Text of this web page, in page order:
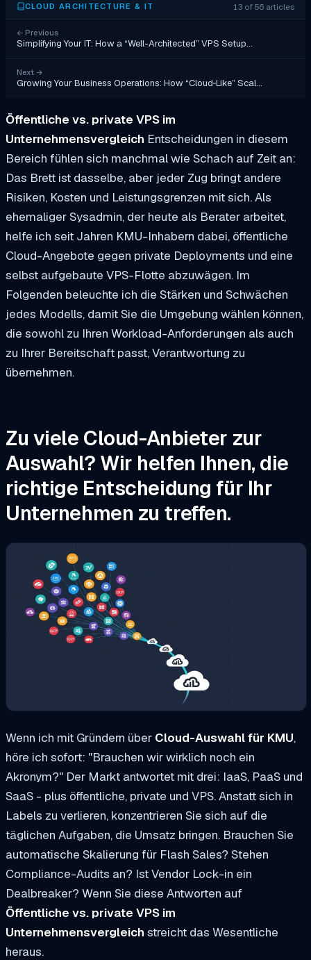
CLOUD ARCHITECTURE & IT 13 of 56 articles
← Previous
Simplifying Your IT: How a “Well-Architected” VPS Setup…
Next →
Growing Your Business Operations: How “Cloud‑Like” Scal…
Öffentliche vs. private VPS im
Unternehmensvergleich Entscheidungen in diesem
Bereich fühlen sich manchmal wie Schach auf Zeit an:
Das Brett ist dasselbe, aber jeder Zug bringt andere
Risiken, Kosten und Leistungsgrenzen mit sich. Als
ehemaliger Sysadmin, der heute als Berater arbeitet,
helfe ich seit Jahren KMU-Inhabern dabei, öffentliche
Cloud-Angebote gegen private Deployments und eine
selbst aufgebaute VPS-Flotte abzuwägen. Im
Folgenden beleuchte ich die Stärken und Schwächen
jedes Modells, damit Sie die Umgebung wählen können,
die sowohl zu Ihren Workload-Anforderungen als auch
zu Ihrer Bereitschaft passt, Verantwortung zu
übernehmen.
Zu viele Cloud-Anbieter zur
Auswahl? Wir helfen Ihnen, die
richtige Entscheidung für Ihr
Unternehmen zu treffen.
Wenn ich mit Gründern über Cloud-Auswahl für KMU,
höre ich sofort: "Brauchen wir wirklich noch ein
Akronym?" Der Markt antwortet mit drei: IaaS, PaaS und
SaaS - plus öffentliche, private und VPS. Anstatt sich in
Labels zu verlieren, konzentrieren Sie sich auf die
täglichen Aufgaben, die Umsatz bringen. Brauchen Sie
automatische Skalierung für Flash Sales? Stehen
Compliance-Audits an? Ist Vendor Lock-in ein
Dealbreaker? Wenn Sie diese Antworten auf
Öffentliche vs. private VPS im
Unternehmensvergleich streicht das Wesentliche
heraus.